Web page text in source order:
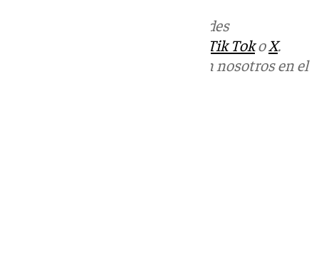
en las redes
Tik TokoX.
Puedes ponerte en contacto con nosotros en el